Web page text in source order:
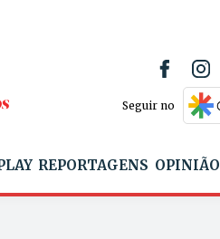
Seguir no
REPORTAGENS OPINIÃO